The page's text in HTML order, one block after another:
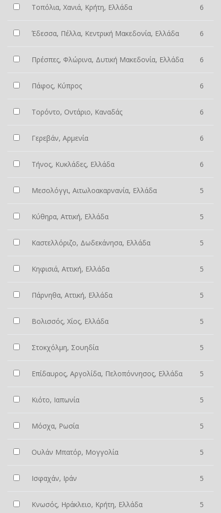
Τοπόλια, Χανιά, Κρήτη, Ελλάδα 6
Έδεσσα, Πέλλα, Κεντρική Μακεδονία, Ελλάδα 6
Πρέσπες, Φλώρινα, Δυτική Μακεδονία, Ελλάδα 6
Πάφος, Κύπρος 6
Τορόντο, Οντάριο, Καναδάς 6
Γερεβάν, Αρμενία 6
Τήνος, Κυκλάδες, Ελλάδα 6
Μεσολόγγι, Αιτωλοακαρνανία, Ελλάδα 5
Κύθηρα, Αττική, Ελλάδα 5
Καστελλόριζο, Δωδεκάνησα, Ελλάδα 5
Κηφισιά, Αττική, Ελλάδα 5
Πάρνηθα, Αττική, Ελλάδα 5
Βολισσός, Χίος, Ελλάδα 5
Στοκχόλμη, Σουηδία 5
Επίδαυρος, Αργολίδα, Πελοπόννησος, Ελλάδα 5
Κιότο, Ιαπωνία 5
Μόσχα, Ρωσία 5
Ουλάν Μπατόρ, Μογγολία 5
Ισφαχάν, Ιράν 5
Κνωσός, Ηράκλειο, Κρήτη, Ελλάδα 5